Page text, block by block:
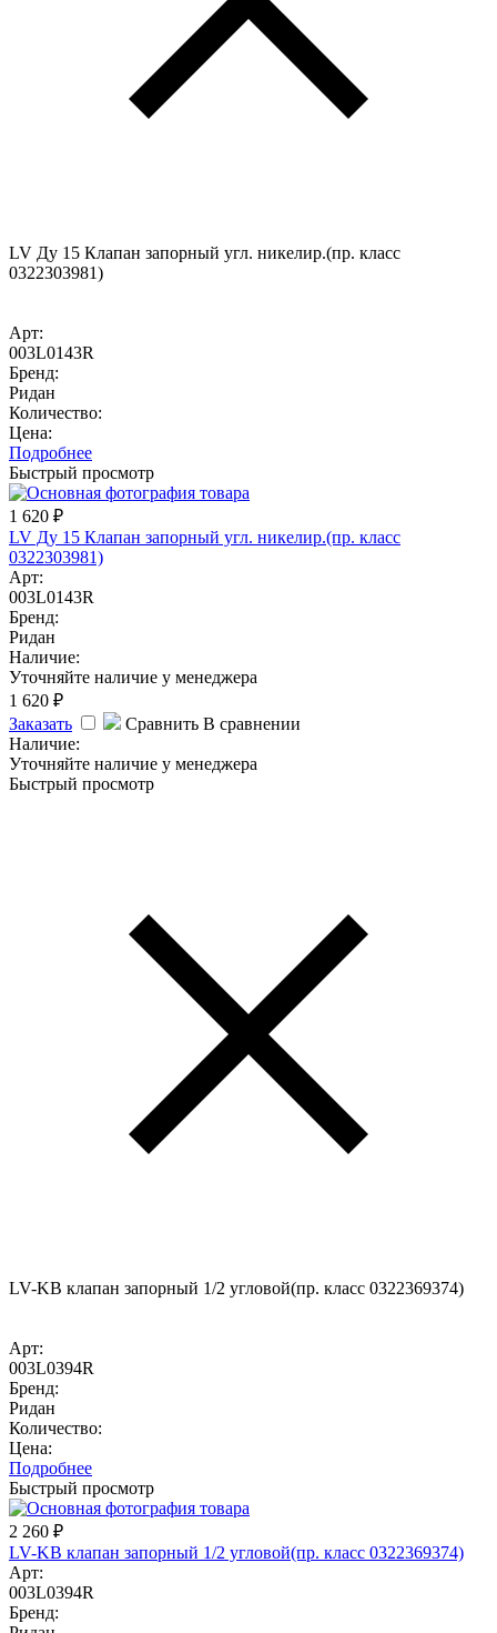
LV Ду 15 Клапан запорный угл. никелир.(пр. класс
0322303981)
Арт:
003L0143R
Бренд:
Ридан
Количество:
Цена:
Подробнее
Быстрый просмотр
1 620 ₽
LV Ду 15 Клапан запорный угл. никелир.(пр. класс
0322303981)
Арт:
003L0143R
Бренд:
Ридан
Наличие:
Уточняйте наличие у менеджера
1 620 ₽
Заказать
Сравнить В сравнении
Наличие:
Уточняйте наличие у менеджера
Быстрый просмотр
LV-KB клапан запорный 1/2 угловой(пр. класс 0322369374)
Арт:
003L0394R
Бренд:
Ридан
Количество:
Цена:
Подробнее
Быстрый просмотр
2 260 ₽
LV-KB клапан запорный 1/2 угловой(пр. класс 0322369374)
Арт:
003L0394R
Бренд: